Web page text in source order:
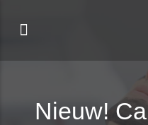
Nieuw!